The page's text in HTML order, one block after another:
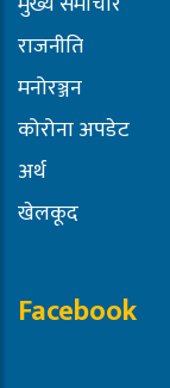
राजनीति
मनोरञ्जन
कोरोना अपडेट
अर्थ
खेलकूद
Facebook